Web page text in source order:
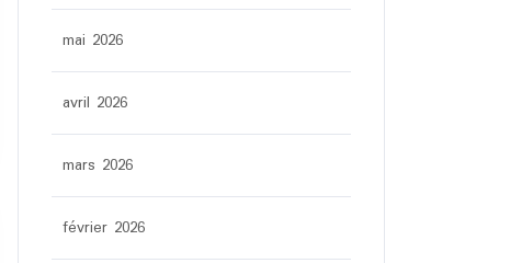
mai 2026
avril 2026
mars 2026
février 2026